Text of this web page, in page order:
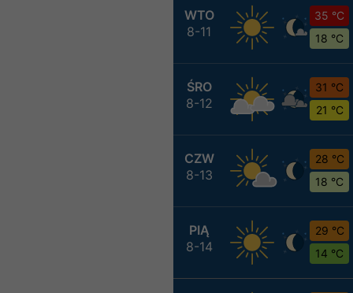
WTO
8-11
35 °C
18 °C
ŚRO
8-12
31 °C
21 °C
CZW
8-13
28 °C
18 °C
PIĄ
8-14
29 °C
14 °C